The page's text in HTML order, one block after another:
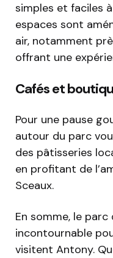
simples et faciles
espaces sont
air, notamment
offrant une
Cafés et
Pour une pause
autour du parc
des pâtisseries
en profitant de
Sceaux.
En somme, le
incontournable
visitent Antony.